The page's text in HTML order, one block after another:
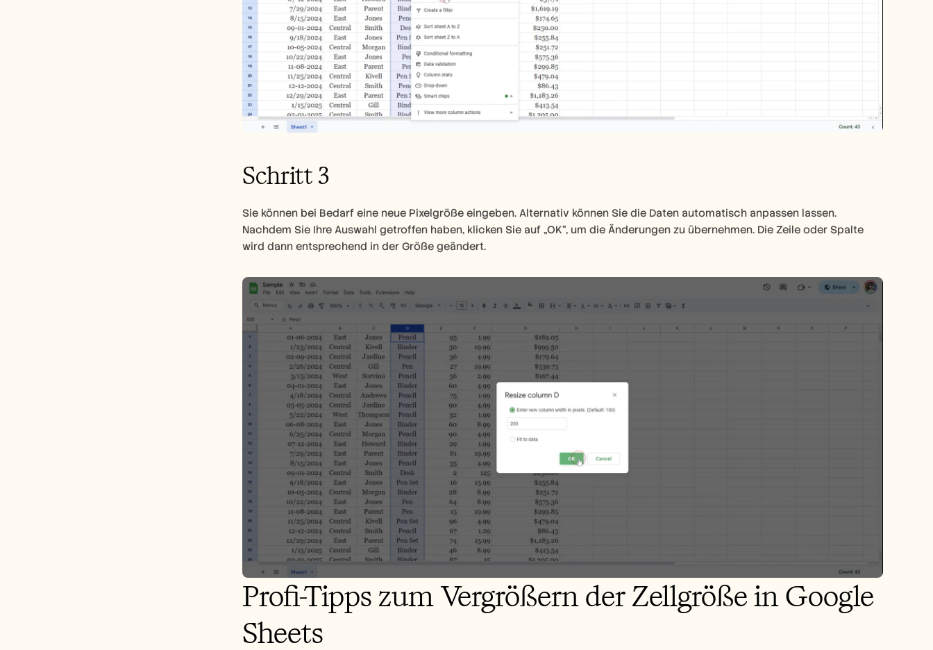
Schritt 3
Sie können bei Bedarf eine neue Pixelgröße eingeben. Alternativ können Sie die Daten automatisch anpassen lassen.
Nachdem Sie Ihre Auswahl getroffen haben, klicken Sie auf „OK“, um die Änderungen zu übernehmen. Die Zeile oder Spalte
wird dann entsprechend in der Größe geändert.
Profi-Tipps zum Vergrößern der Zellgröße in Google
Sheets